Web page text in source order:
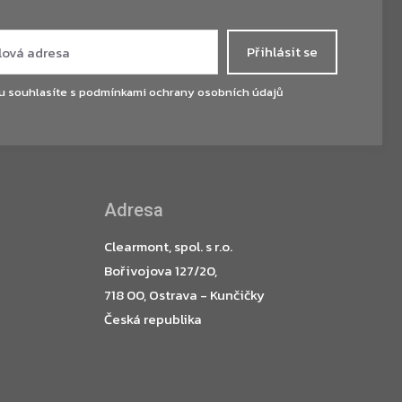
Přihlásit se
souhlasíte s podmínkami ochrany osobních údajů
Adresa
Clearmont, spol. s r.o.
Bořivojova 127/20,
718 00, Ostrava - Kunčičky
Česká republika